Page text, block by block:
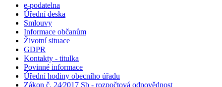
e-podatelna
Úřední deska
Smlouvy
Informace občanům
Životní situace
GDPR
Kontakty - titulka
Povinné informace
Úřední hodiny obecního úřadu
Zákon č. 24⁄2017 Sb - rozpočtová odpovědnost